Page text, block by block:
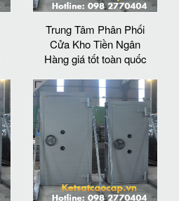
Trung Tâm Phân Phối
Cửa Kho Tiền Ngân
Hàng giá tốt toàn quốc